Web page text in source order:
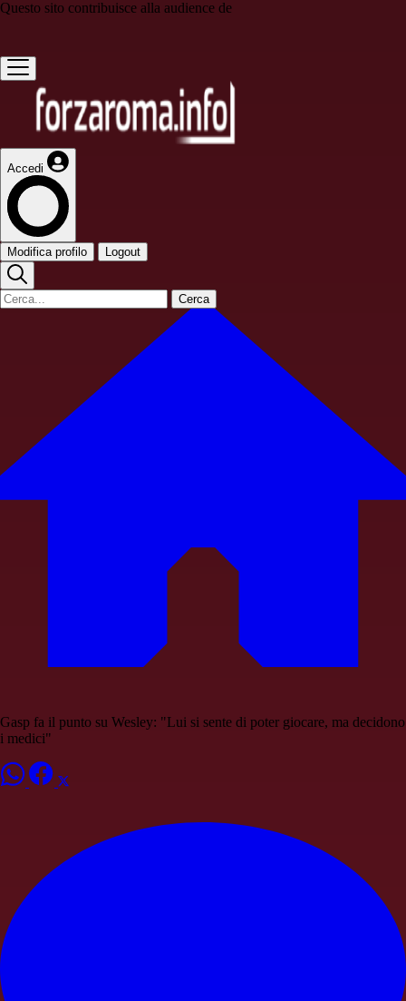
Questo sito contribuisce alla audience de
Accedi
Modifica profilo Logout
Cerca
Gasp fa il punto su Wesley: "Lui si sente di poter giocare, ma decidono
i medici"